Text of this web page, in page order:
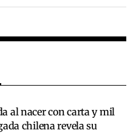
al nacer con carta y mil
chilena revela su